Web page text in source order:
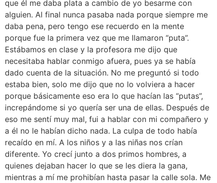
que él me daba plata a cambio de yo besarme con
alguien. Al final nunca pasaba nada porque siempre me
daba pena, pero tengo ese recuerdo en la mente
porque fue la primera vez que me llamaron “puta”.
Estábamos en clase y la profesora me dijo que
necesitaba hablar conmigo afuera, pues ya se había
dado cuenta de la situación. No me preguntó si todo
estaba bien, solo me dijo que no lo volviera a hacer
porque básicamente eso era lo que hacían las “putas”,
increpándome si yo quería ser una de ellas. Después de
eso me sentí muy mal, fui a hablar con mi compañero y
a él no le habían dicho nada. La culpa de todo había
recaído en mí. A los niños y a las niñas nos crían
diferente. Yo crecí junto a dos primos hombres, a
quienes dejaban hacer lo que se les diera la gana,
mientras a mí me prohibían hasta pasar la calle sola. Me